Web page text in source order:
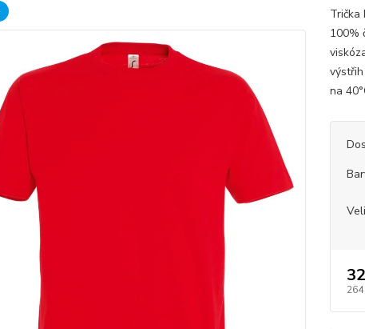
Trička
100%
na
264